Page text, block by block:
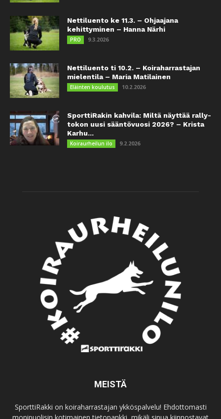
Nettiluento ke 11.3. – Ohjaajana
kehittyminen – Hanna Närhi
PRO 9.3.2026
Nettiluento ti 10.2. – Koiraharrastajan
mielentila – Maria Matilainen
Eläinten koulutus 10.2.2026
SporttiRakin kahvila: Miltä näyttää rally-
tokon uusi sääntövuosi 2026? – Krista
Karhu...
Koiraurheilun ilo 9.2.2026
MEISTÄ
SporttiRakki on koiraharrastajan ykköspalvelu! Ehdottomasti